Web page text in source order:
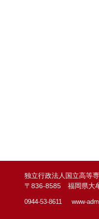
独立行政法人国立高等
〒836-8585 福岡県大
0944-53-8611 www-